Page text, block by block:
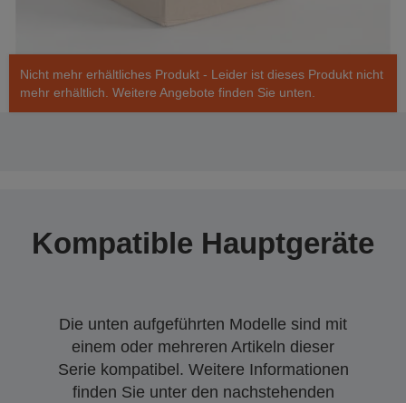
Nicht mehr erhältliches Produkt - Leider ist dieses Produkt nicht
mehr erhältlich. Weitere Angebote finden Sie unten.
Kompatible Hauptgeräte
Die unten aufgeführten Modelle sind mit
einem oder mehreren Artikeln dieser
Serie kompatibel. Weitere Informationen
finden Sie unter den nachstehenden